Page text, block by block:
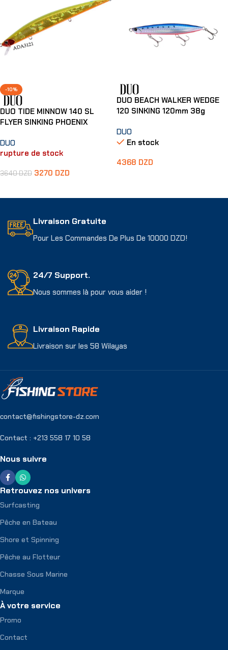
-10%
DUO TIDE MINNOW 140 SL
FLYER SINKING PHOENIX
DUO
rupture de stock
3640DZD 3270 DZD
DUO BEACH WALKER WEDGE
120 SINKING 120mm 38g
DUO
En stock
4368 DZD
Livraison Gratuite
Pour Les Commandes De Plus De 10000 DZD!
24/7 Support.
Nous sommes là pour vous aider !
Livraison Rapide
Livraison sur les 58 Wilayas
contact@fishingstore-dz.com
Contact : +213 558 17 10 58
Nous suivre
Retrouvez nos univers
Surfcasting
Pêche en Bateau
Shore et Spinning
Pêche au Flotteur
Chasse Sous Marine
Marque
À votre service
Promo
Contact